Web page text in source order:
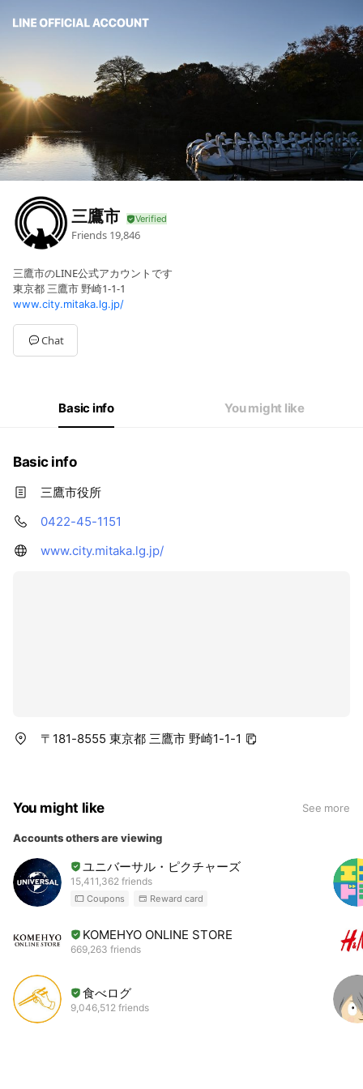
三鷹市
Friends 19,846
三鷹市のLINE公式アカウントです
東京都 三鷹市 野崎1-1-1
www.city.mitaka.lg.jp/
Chat
Basic info You might like
Basic info
三鷹市役所
0422-45-1151
www.city.mitaka.lg.jp/
〒181-8555 東京都 三鷹市 野崎1-1-1
You might like See more
Accounts others are viewing
ユニバーサル・ピクチャーズ
15,411,362 friends
Coupons Reward card
KOMEHYO ONLINE STORE
669,263 friends
食べログ
9,046,512 friends